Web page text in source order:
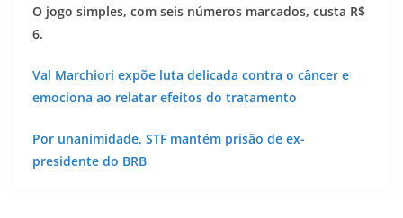
O jogo simples, com seis números marcados, custa R$
6.
Val Marchiori expõe luta delicada contra o câncer e
emociona ao relatar efeitos do tratamento
Por unanimidade, STF mantém prisão de ex-
presidente do BRB